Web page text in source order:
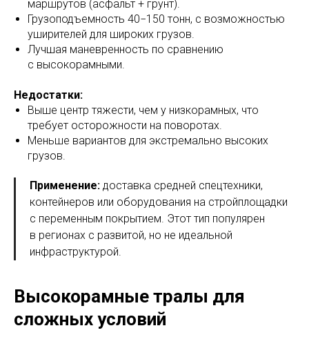
маршрутов (асфальт + грунт).
Грузоподъемность 40−150 тонн, с возможностью
уширителей для широких грузов.
Лучшая маневренность по сравнению
с высокорамными.
Недостатки:
Выше центр тяжести, чем у низкорамных, что
требует осторожности на поворотах.
Меньше вариантов для экстремально высоких
грузов.
Применение: доставка средней спецтехники,
контейнеров или оборудования на стройплощадки
с переменным покрытием. Этот тип популярен
в регионах с развитой, но не идеальной
инфраструктурой.
Высокорамные тралы для
сложных условий